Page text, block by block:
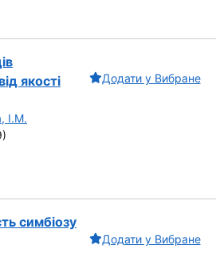
якості
І.М.
Додати у Вибране
симбіозу
Додати у Вибране